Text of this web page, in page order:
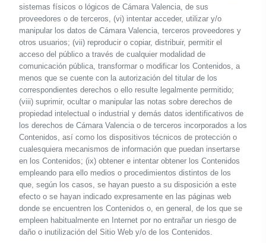
sistemas físicos o lógicos de Cámara Valencia, de sus
proveedores o de terceros, (vi) intentar acceder, utilizar y/o
manipular los datos de Cámara Valencia, terceros proveedores y
otros usuarios; (vii) reproducir o copiar, distribuir, permitir el
acceso del público a través de cualquier modalidad de
comunicación pública, transformar o modificar los Contenidos, a
menos que se cuente con la autorización del titular de los
correspondientes derechos o ello resulte legalmente permitido;
(viii) suprimir, ocultar o manipular las notas sobre derechos de
propiedad intelectual o industrial y demás datos identificativos de
los derechos de Cámara Valencia o de terceros incorporados a los
Contenidos, así como los dispositivos técnicos de protección o
cualesquiera mecanismos de información que puedan insertarse
en los Contenidos; (ix) obtener e intentar obtener los Contenidos
empleando para ello medios o procedimientos distintos de los
que, según los casos, se hayan puesto a su disposición a este
efecto o se hayan indicado expresamente en las páginas web
donde se encuentren los Contenidos o, en general, de los que se
empleen habitualmente en Internet por no entrañar un riesgo de
daño o inutilización del Sitio Web y/o de los Contenidos.